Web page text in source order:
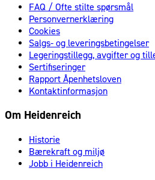
FAQ / Ofte stilte spørsmål
Personvernerklæring
Cookies
Salgs- og leveringsbetingelser
Legeringstillegg, avgifter og
Sertifiseringer
Rapport Åpenhetsloven
Kontaktinformasjon
Om Heidenreich
Historie
Bærekraft og miljø
Jobb i Heidenreich